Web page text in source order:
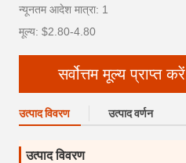
न्यूनतम आदेश मात्रा: 1
मूल्य: $2.80-4.80
सर्वोत्तम मूल्य प्राप्त करें
उत्पाद विवरण उत्पाद वर्णन
उत्पाद विवरण